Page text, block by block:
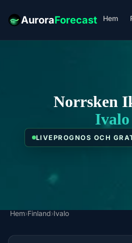
AuroraForecast Hem
Norrsken
Ivalo
LIVEPROGNOS OCH
Hem›Finland›Ivalo